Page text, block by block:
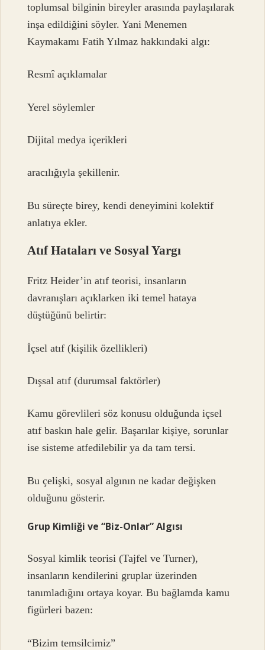
toplumsal bilginin bireyler arasında paylaşılarak
inşa edildiğini söyler. Yani Menemen
Kaymakamı Fatih Yılmaz hakkındaki algı:
Resmî açıklamalar
Yerel söylemler
Dijital medya içerikleri
aracılığıyla şekillenir.
Bu süreçte birey, kendi deneyimini kolektif
anlatıya ekler.
Atıf Hataları ve Sosyal Yargı
Fritz Heider’in atıf teorisi, insanların
davranışları açıklarken iki temel hataya
düştüğünü belirtir:
İçsel atıf (kişilik özellikleri)
Dışsal atıf (durumsal faktörler)
Kamu görevlileri söz konusu olduğunda içsel
atıf baskın hale gelir. Başarılar kişiye, sorunlar
ise sisteme atfedilebilir ya da tam tersi.
Bu çelişki, sosyal algının ne kadar değişken
olduğunu gösterir.
Grup Kimliği ve “Biz-Onlar” Algısı
Sosyal kimlik teorisi (Tajfel ve Turner),
insanların kendilerini gruplar üzerinden
tanımladığını ortaya koyar. Bu bağlamda kamu
figürleri bazen:
“Bizim temsilcimiz”